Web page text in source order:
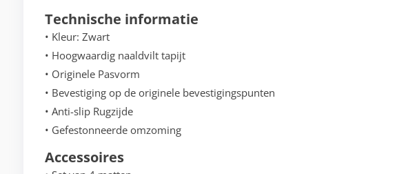
Technische informatie
• Kleur: Zwart
• Hoogwaardig naaldvilt tapijt
• Originele Pasvorm
• Bevestiging op de originele bevestigingspunten
• Anti-slip Rugzijde
• Gefestonneerde omzoming
Accessoires